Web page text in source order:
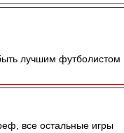
лучшим футболистом
все остальные игры